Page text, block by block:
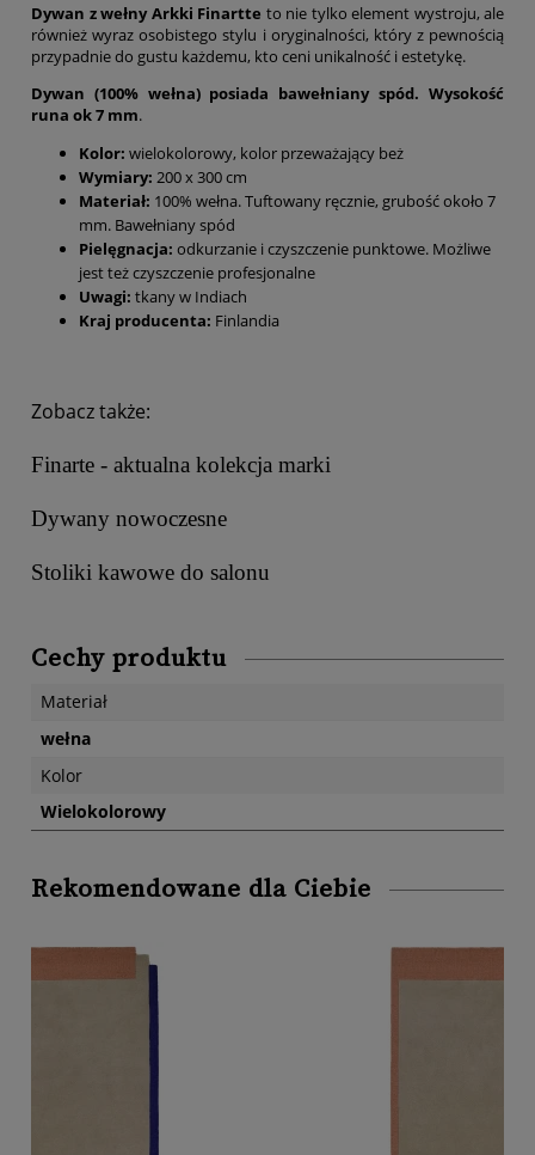
Dywan z wełny Arkki Finartte to nie tylko element wystroju, ale
również wyraz osobistego stylu i oryginalności, który z pewnością
przypadnie do gustu każdemu, kto ceni unikalność i estetykę.
Dywan (100% wełna) posiada bawełniany spód. Wysokość
runa ok 7 mm.
Kolor: wielokolorowy, kolor przeważający beż
Wymiary: 200 x 300 cm
Materiał: 100% wełna. Tuftowany ręcznie, grubość około 7
mm. Bawełniany spód
Pielęgnacja: odkurzanie i czyszczenie punktowe. Możliwe
jest też czyszczenie profesjonalne
Uwagi: tkany w Indiach
Kraj producenta: Finlandia
Zobacz także:
Finarte - aktualna kolekcja marki
Dywany nowoczesne
Stoliki kawowe do salonu
Cechy produktu
Materiał
wełna
Kolor
Wielokolorowy
Rekomendowane dla Ciebie